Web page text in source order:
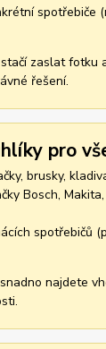
spotřebiče
zaslat fotku
řešení.
pro
brusky,
Bosch,
spotřebičů
najdete